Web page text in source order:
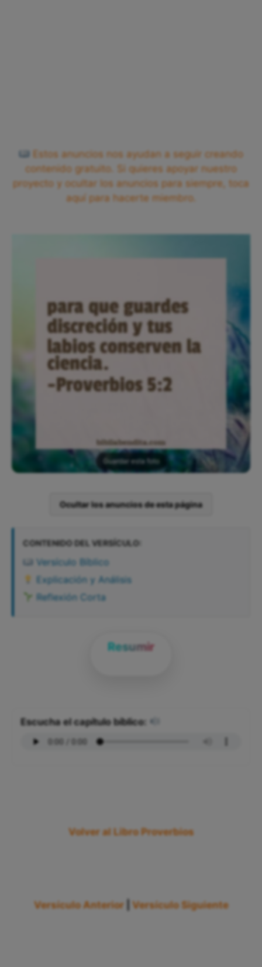
Estos anuncios nos ayudan a seguir creando
contenido gratuito. Si quieres apoyar nuestro
proyecto y ocultar los anuncios para siempre, toca
aquí para hacerte miembro.
Guardar esta foto
Ocultar los anuncios de esta página
CONTENIDO DEL VERSÍCULO:
Versículo Bíblico
Explicación y Análisis
Reflexión Corta
Resumir
Escucha el capítulo bíblico:
Volver al Libro Proverbios
Versículo Anterior Versículo Siguiente